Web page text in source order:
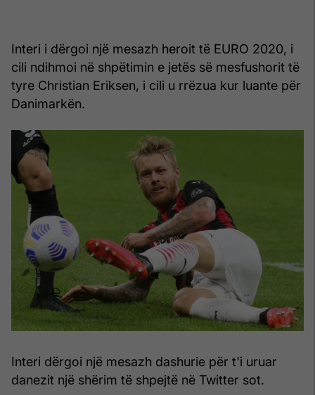
Interi i dërgoi një mesazh heroit të EURO 2020, i
cili ndihmoi në shpëtimin e jetës së mesfushorit të
tyre Christian Eriksen, i cili u rrëzua kur luante për
Danimarkën.
Interi dërgoi një mesazh dashurie për t'i uruar
danezit një shërim të shpejtë në Twitter sot.